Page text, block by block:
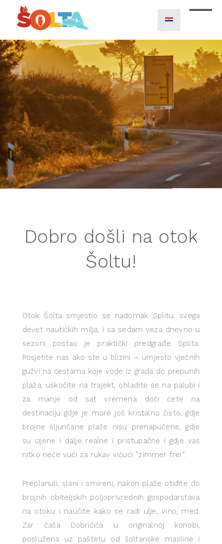
Dobro došli na otok
Šoltu!
Otok Šolta smjestio se nadomak Splitu, svega
devet nautičkih milja, i sa sedam veza dnevno u
sezoni postao je praktički predgrađe Splita.
Posjetite nas ako ste u blizini – umjesto vječnih
gužvi na cestama koje vode iz grada do prepunih
plaža, uskočite na trajekt, ohladite se na palubi i
za manje od sat vremena doći ćete na
destinaciju gdje je more još kristalno čisto, gdje
brojne šljunčane plaže nisu prenapučene, gdje
su cijene i dalje realne i pristupačne i gdje vas
nitko neće vući za rukav vičući ”zimmer frei”.
Preplanuli, slani i smireni, nakon plaže otiđite do
brojnih obiteljskih poljoprivrednih gospodarstava
na otoku i naučite kako se radi ulje, vino, med.
Zar čaša Dobričića u originalnoj konobi,
poslužena uz paštetu od šoltanske masline i